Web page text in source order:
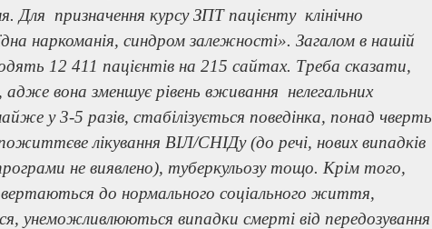
Для призначення курсу ЗПТ пацієнту клінічно
наркоманія, синдром залежності». Загалом в нашій
12 411 пацієнтів на 215 сайтах. Треба сказати,
вона зменшує рівень вживання нелегальних
у 3-5 разів, стабілізується поведінка, понад чверть
лікування ВІЛ/СНІДу (до речі, нових випадків
не виявлено), туберкульозу тощо. Крім того,
до нормального соціального життя,
унеможливлюються випадки смерті від передозування